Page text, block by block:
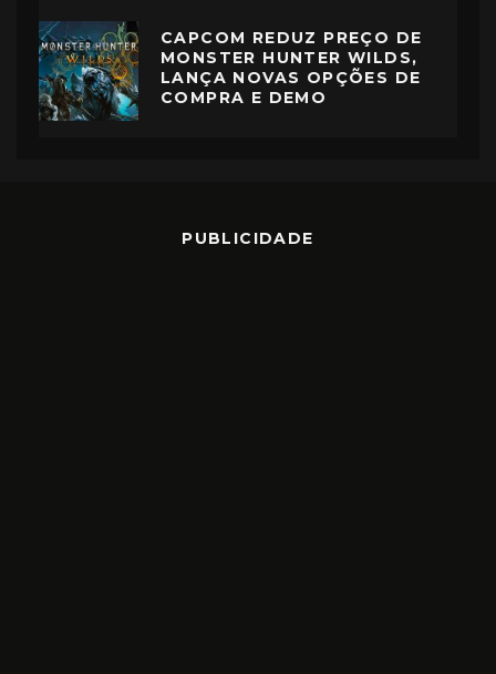
CAPCOM REDUZ PREÇO DE
MONSTER HUNTER WILDS,
LANÇA NOVAS OPÇÕES DE
COMPRA E DEMO
PUBLICIDADE